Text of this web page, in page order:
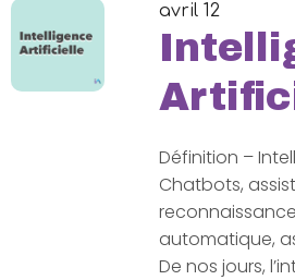
avril 12
Définition –
Chatbots,
automatique,
De nos jours,